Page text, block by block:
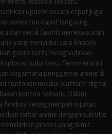
update secara cepat juga
penonton dapat langsung
dari serial favorit mereka sudah
yang menyukai cara Anoboy
genre serta menghadirkan
judul baru. Fenomena ini
bagaimana penggemar anime di
tontonan melalui platform digital
konten terbaru. Dalam
Anoboy sering menjadi rujukan
daftar anime dengan subtitle
proses yang rumit.